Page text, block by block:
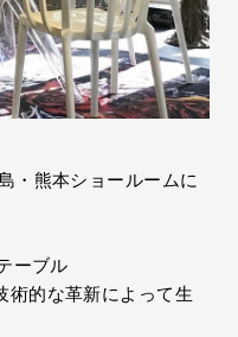
・熊本ショールームに
ーブル
術的な革新によって生